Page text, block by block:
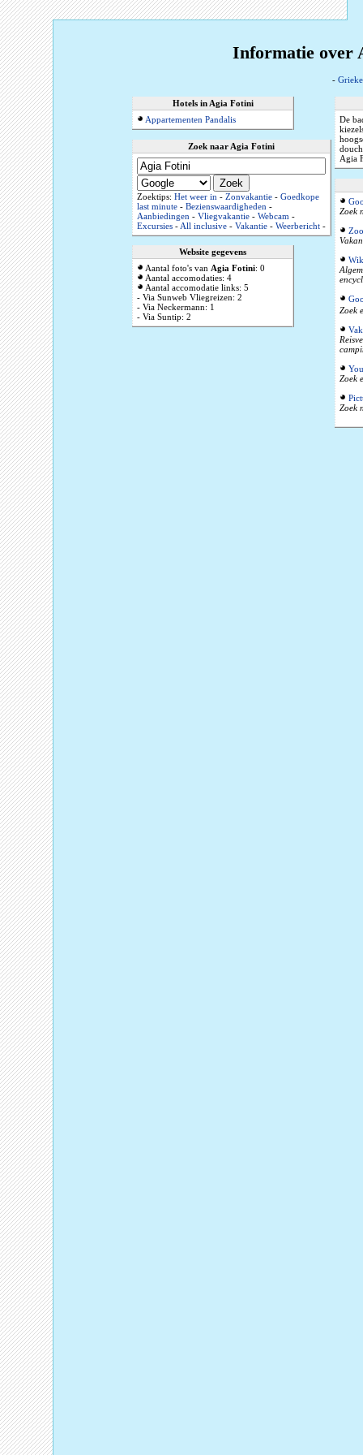
Informatie over
-
Hotels in Agia Fotini
Appartementen Pandalis
Zoek naar Agia Fotini
Zoektips: Het weer in - Zonvakantie - Goedkope
last minute - Bezienswaardigheden -
Aanbiedingen - Vliegvakantie - Webcam -
Excursies -All inclusive - Vakantie - Weerbericht -
Website gegevens
Aantal foto's van Agia Fotini: 0
Aantal accomodaties: 4
Aantal accomodatie links: 5
- Via Sunweb Vliegreizen: 2
- Via Neckermann: 1
- Via Suntip: 2
De
Agia
Zoek
Zoek
Zoek
Zoek